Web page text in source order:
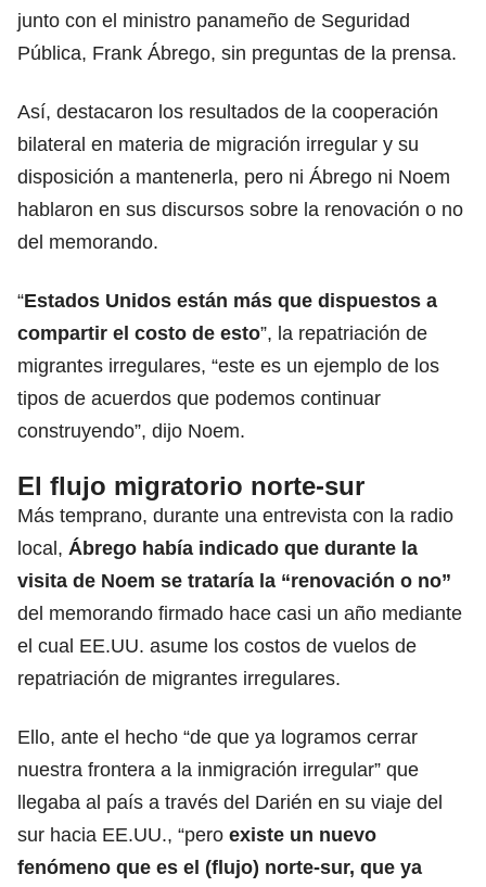
junto con el ministro panameño de Seguridad
Pública, Frank Ábrego, sin preguntas de la prensa.
Así, destacaron los resultados de la cooperación
bilateral en materia de migración irregular y su
disposición a mantenerla, pero ni Ábrego ni Noem
hablaron en sus discursos sobre la renovación o no
del memorando.
“Estados Unidos están más que dispuestos a
compartir el costo de esto”, la repatriación de
migrantes irregulares, “este es un ejemplo de los
tipos de acuerdos que podemos continuar
construyendo”, dijo Noem.
El flujo migratorio norte-sur
Más temprano, durante una entrevista con la radio
local, Ábrego había indicado que durante la
visita de Noem se trataría la “renovación o no”
del memorando firmado hace casi un año mediante
el cual EE.UU. asume los costos de vuelos de
repatriación de migrantes irregulares.
Ello, ante el hecho “de que ya logramos cerrar
nuestra frontera a la inmigración irregular” que
llegaba al país a través del Darién en su viaje del
sur hacia EE.UU., “pero existe un nuevo
fenómeno que es el (flujo) norte-sur, que ya